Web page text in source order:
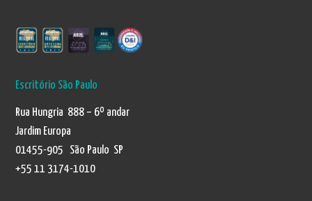
Escritório São Paulo
Rua Hungria 888 – 6º andar
Jardim Europa
01455-905 São Paulo SP
+55 11 3174-1010